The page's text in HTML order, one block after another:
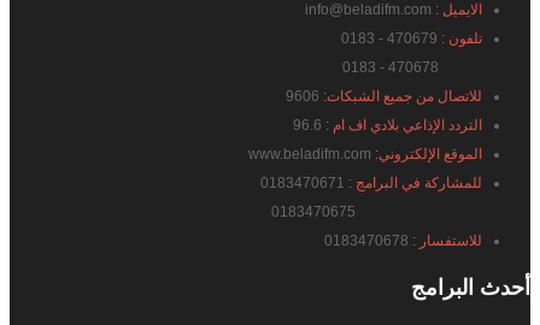
الايميل :
تلفون :
للاتصال من جميع الشبكات:
التردد الإذاعي بلادي اف ام :
الموقع الإلكتروني:
للمشاركة في البرامج :
للاستفسار :
أحدث البرامج